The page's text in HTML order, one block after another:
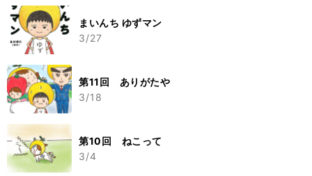
まいんち ゆずマン
3/27
第11回 ありがたや
3/18
第10回 ねこって
3/4